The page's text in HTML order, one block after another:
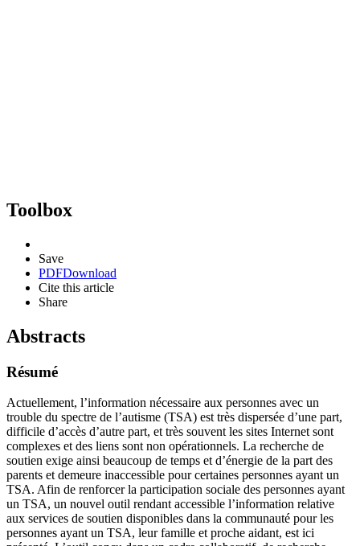
Toolbox
Save
PDFDownload
Cite this article
Share
Abstracts
Résumé
Actuellement, l’information nécessaire aux personnes avec un
trouble du spectre de l’autisme (TSA) est très dispersée d’une part,
difficile d’accès d’autre part, et très souvent les sites Internet sont
complexes et des liens sont non opérationnels. La recherche de
soutien exige ainsi beaucoup de temps et d’énergie de la part des
parents et demeure inaccessible pour certaines personnes ayant un
TSA. Afin de renforcer la participation sociale des personnes ayant
un TSA, un nouvel outil rendant accessible l’information relative
aux services de soutien disponibles dans la communauté pour les
personnes ayant un TSA, leur famille et proche aidant, est ici